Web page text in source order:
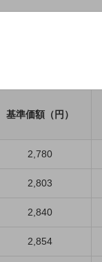
基準価額（円）
2,780
2,803
2,840
2,854